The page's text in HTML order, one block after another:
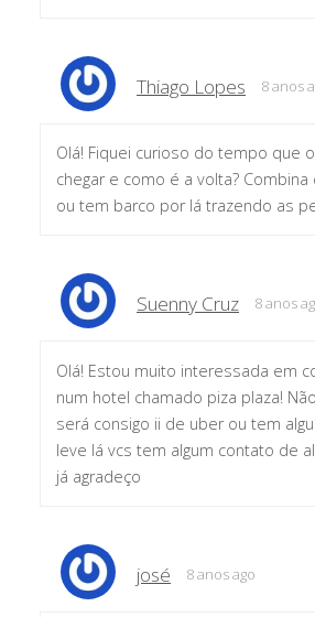
Thiago Lopes 8 anos
Olá! Fiquei curioso do tempo que
chegar e como é a volta?
ou tem barco por lá trazendo as
Suenny Cruz 8 anos
Olá! Estou muito interessada em
num hotel chamado piza plaza!
será consigo ii de uber ou tem
leve lá vcs tem algum contato de
já agradeço
josé 8 anos ago